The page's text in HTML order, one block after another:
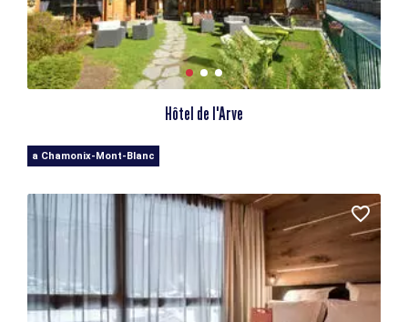
Hôtel de l'Arve
a Chamonix-Mont-Blanc